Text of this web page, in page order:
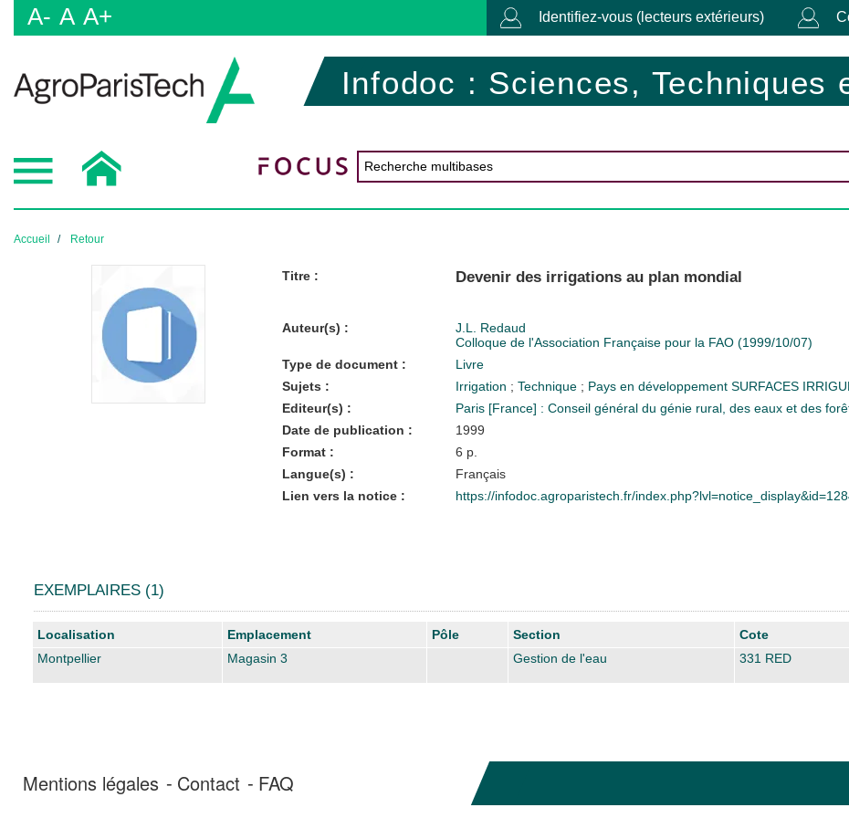
A- A A+ Identifiez-vous (lecteurs extérieurs)
Infodoc : Sciences, Techniques
Accueil Retour
Titre : Devenir des irrigations au plan mondial
Auteur(s) :
J.L. Redaud
Colloque de l'Association Française pour la FAO (1999/10/07)
Type de document :
Livre
Sujets :
Irrigation ; Technique ; Pays en développement SURFACES
Editeur(s) :
Paris [France] : Conseil général du génie rural, des eaux et des
Date de publication :
1999
Format :
6 p.
Langue(s) :
Français
Lien vers la notice :
https://infodoc.agroparistech.fr/
EXEMPLAIRES (1)
Liste des exemplaires
Localisation Emplacement Pôle Section Cote
Montpellier
Magasin 3 Gestion de l'eau 331 RED
Mentions légales Contact FAQ